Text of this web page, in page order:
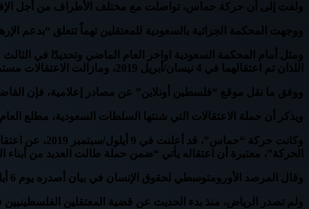
ولفت إلى أن حركة حماس، تواصلت مع مختلف الأطراف من أجل
ووجهت المحكمة الجزائية بالسعودية للمعتقلين تهماً تتعلق “بدعم
اللذان تم اعتقالهما في 4 نيسان/أبريل 2019، ومازالت الاعتقالات مستمرة.
ووفق ما نقل موقع “فلسطين أونلاين” عن مصادر إعلامية، فإن
ويذكر أن حملة الاعتقالات التي شنتها السلطات السعودية، مطلع
وكانت حركة
الحركة”، معتبرة أن اعتقاله يأتي “ضمن حملة طالت العديد من
وقال المرصد الأورومتوسطي لحقوق الإنسان في بيان أصدره يوم 6 أيلول/سبتمبر 2019، إن السعودية تخفي قسرياً 60 فلسطينياً، من بينهم الخضري ونجله.
ولم تصدر الرياض، منذ بدء الحديث عن قضية المعتقلين